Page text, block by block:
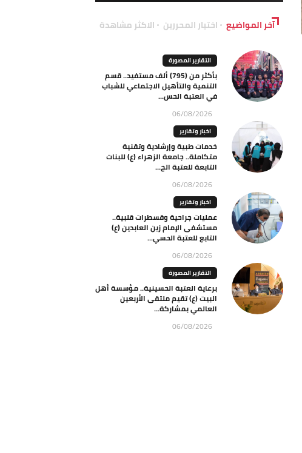
آخر المواضيع اختيار المحررين الاكثر مشاهدة
التقارير المصورة
بأكثر من (795) ألف مستفيد.. قسم
التنمية والتأهيل الاجتماعي للشباب
في العتبة الحس...
06/08/2026
اخبار وتقارير
خدمات طبية وإرشادية وتقنية
متكاملة.. جامعة الزهراء (ع) للبنات
التابعة للعتبة الح...
06/08/2026
اخبار وتقارير
عمليات جراحية وقسطرات قلبية..
مستشفى الإمام زين العابدين (ع)
التابع للعتبة الحسي...
06/08/2026
التقارير المصورة
برعاية العتبة الحسينية.. مؤسسة أهل
البيت (ع) تقيم ملتقى الأربعين
العالمي بمشاركة...
06/08/2026